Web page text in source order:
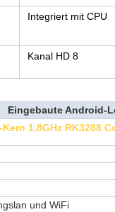
Integriert mit CPU
Kanal HD 8
Eingebaute Android-
1.8GHz RK3288
und WiFi